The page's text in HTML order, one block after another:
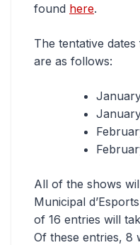
found here.
The tentative
are as follows:
All of the shows
Municipal
of 16 entries will
Of these entries, 8